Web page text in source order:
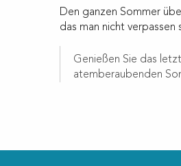
Den ganzen Sommer
das man nicht verpassen
Genießen Sie das
atemberaubenden